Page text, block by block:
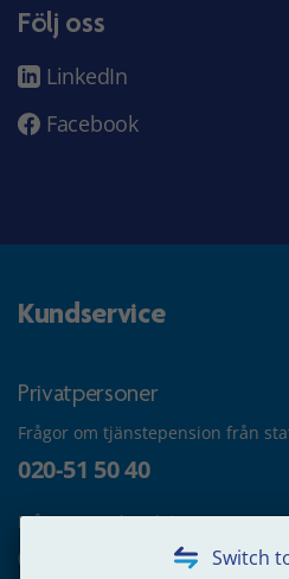
Switch
Följ oss
LinkedIn
Facebook
Kundservice
Privatpersoner
Frågor om tjänstepension från
020-51 50 40
Frågor om utbetalning
020-65 00 65